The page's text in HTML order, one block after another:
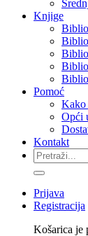
Knjige
Pomoć
Kako
Opći
Kontakt
Prijava
Registracija
Košarica je